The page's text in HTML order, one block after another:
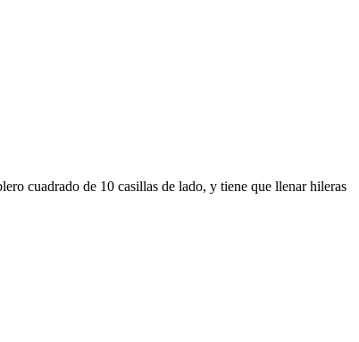
cuadrado de 10 casillas de lado, y tiene que llenar hileras